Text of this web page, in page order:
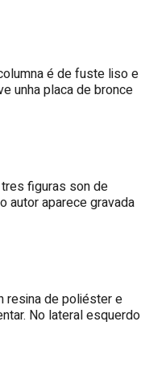
é de fuste liso e
unha placa de bronce
figuras son de
autor aparece gravada
resina de poliéster e
No lateral esquerdo